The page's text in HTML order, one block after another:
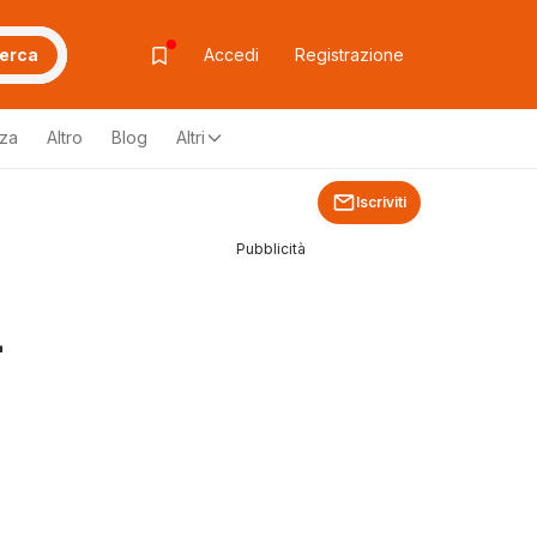
Accedi Registrazione
Altro Blog Altri
Iscriviti
Pubblicità